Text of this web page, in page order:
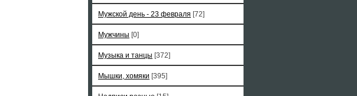
Мужской день - 23 февраля [72]
Мужчины [0]
Музыка и танцы [372]
Мышки, хомяки [395]